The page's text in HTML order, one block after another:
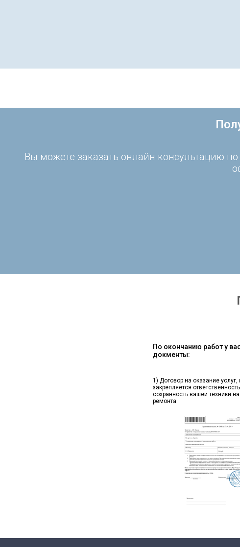
Вы можете заказать онлайн консультацию
По окончанию работ у
докменты:
1) Договор на оказание услуг,
закрепляется
сохранность вашей техники
ремонта